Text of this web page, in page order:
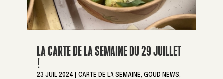
LA CARTE DE LA SEMAINE DU 29 JUILLET
!
23 JUIL 2024 CARTE DE LA SEMAINE, GOUD NEWS,